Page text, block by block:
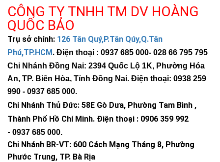
CÔNG TY TNHH TM DV HOÀNG
QUỐC BẢO
Trụ sở chính: 126 Tân Quý,P.Tân Qúy,Q.Tân
Phú,TP.HCM. Điện thoại : 0937 685 000- 028 66 795 795
Chi Nhánh Đồng Nai: 2394 Quốc Lộ 1K, Phường Hóa
An, TP. Biên Hòa, Tỉnh Đồng Nai. Điện thoại: 0938 259
990 - 0937 685 000.
Chi Nhánh Thủ Đức: 58E Gò Dưa, Phường Tam Bình ,
Thành Phố Hồ Chí Minh. Điện thoại : 0906 359 992
- 0937 685 000.
Chi Nhánh BR-VT: 600 Cách Mạng Tháng 8, Phường
Phước Trung, TP. Bà Rịa